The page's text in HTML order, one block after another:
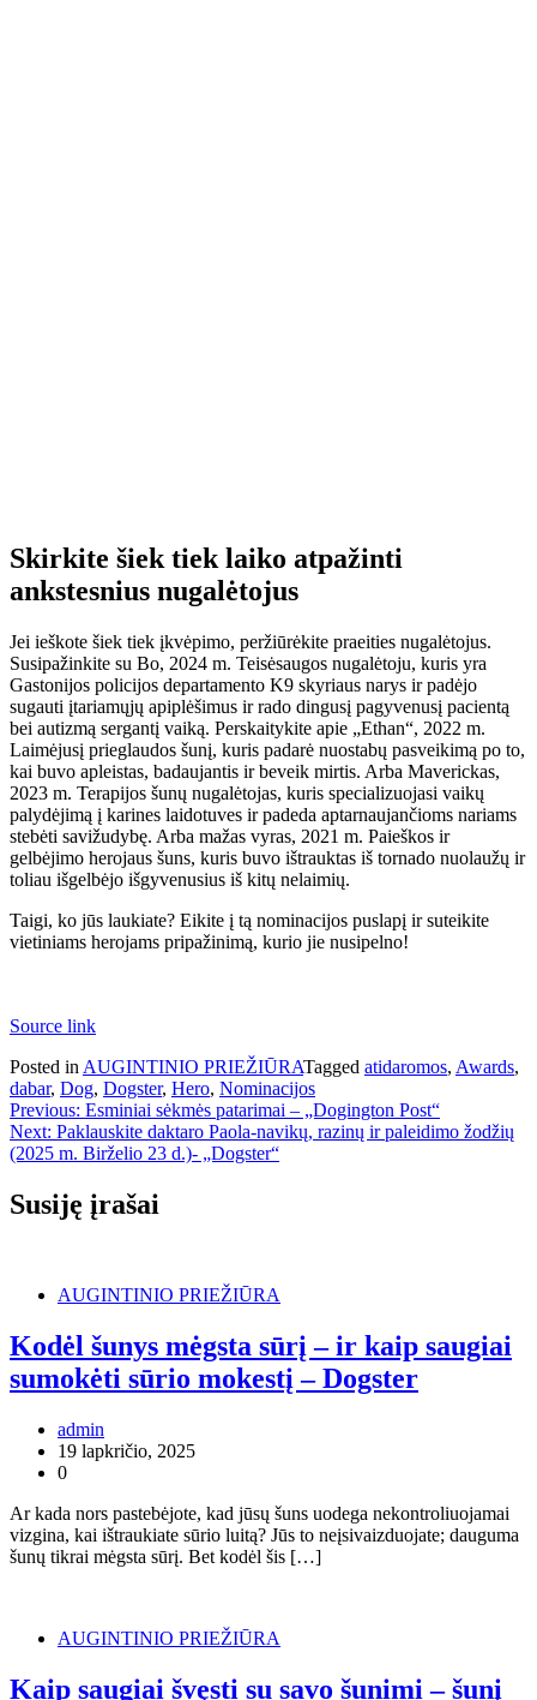
Skirkite šiek tiek laiko atpažinti
ankstesnius nugalėtojus
Jei ieškote šiek tiek įkvėpimo, peržiūrėkite praeities nugalėtojus.
Susipažinkite su Bo, 2024 m. Teisėsaugos nugalėtoju, kuris yra
Gastonijos policijos departamento K9 skyriaus narys ir padėjo
sugauti įtariamųjų apiplėšimus ir rado dingusį pagyvenusį pacientą
bei autizmą sergantį vaiką. Perskaitykite apie „Ethan“, 2022 m.
Laimėjusį prieglaudos šunį, kuris padarė nuostabų pasveikimą po to,
kai buvo apleistas, badaujantis ir beveik mirtis. Arba Maverickas,
2023 m. Terapijos šunų nugalėtojas, kuris specializuojasi vaikų
palydėjimą į karines laidotuves ir padeda aptarnaujančioms nariams
stebėti savižudybę. Arba mažas vyras, 2021 m. Paieškos ir
gelbėjimo herojaus šuns, kuris buvo ištrauktas iš tornado nuolaužų ir
toliau išgelbėjo išgyvenusius iš kitų nelaimių.
Taigi, ko jūs laukiate? Eikite į tą nominacijos puslapį ir suteikite
vietiniams herojams pripažinimą, kurio jie nusipelno!
Source link
Posted in AUGINTINIO PRIEŽIŪRATagged atidaromos, Awards,
dabar, Dog, Dogster, Hero, Nominacijos
Navigacija
tarp
Previous: Esminiai sėkmės patarimai – „Dogington Post“
Next: Paklauskite daktaro Paola-navikų, razinų ir paleidimo žodžių
(2025 m. Birželio 23 d.)- „Dogster“
Susiję įrašai
AUGINTINIO PRIEŽIŪRA
Kodėl šunys mėgsta sūrį – ir kaip saugiai
sumokėti sūrio mokestį – Dogster
admin
19 lapkričio, 2025
0
Ar kada nors pastebėjote, kad jūsų šuns uodega nekontroliuojamai
vizgina, kai ištraukiate sūrio luitą? Jūs to neįsivaizduojate; dauguma
šunų tikrai mėgsta sūrį. Bet kodėl šis […]
AUGINTINIO PRIEŽIŪRA
Kaip saugiai švęsti su savo šunimi – šunį